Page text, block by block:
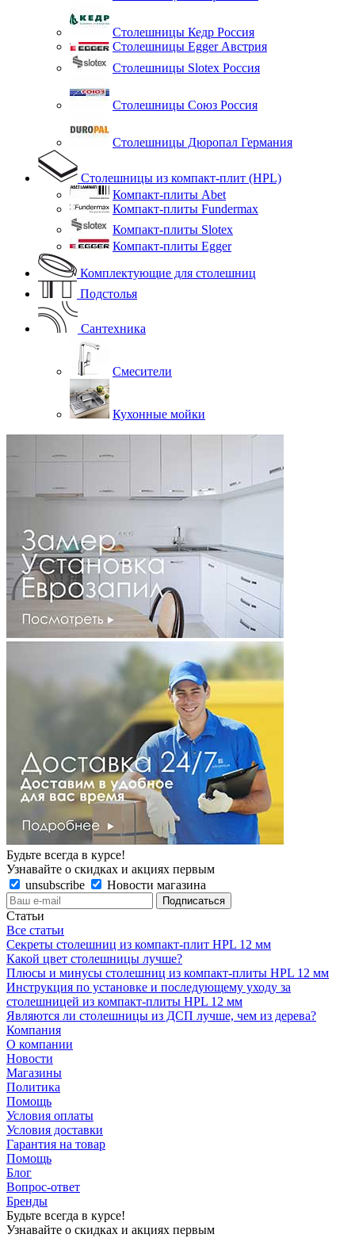
Столешницы Кедр Россия
Столешницы Egger Австрия
Столешницы Slotex Россия
Столешницы Союз Россия
Столешницы Дюропал Германия
Столешницы из компакт-плит (HPL)
Компакт-плиты Abet
Компакт-плиты Fundermax
Компакт-плиты Slotex
Компакт-плиты Egger
Комплектующие для столешниц
Подстолья
Сантехника
Смесители
Кухонные мойки
Будьте всегда в курсе!
Узнавайте о скидках и акциях первым
unsubscribe
Новости магазина
Статьи
Все статьи
Секреты столешниц из компакт-плит HPL 12 мм
Какой цвет столешницы лучше?
Плюсы и минусы столешниц из компакт-плиты HPL 12 мм
Инструкция по установке и последующему уходу за
столешницей из компакт-плиты HPL 12 мм
Являются ли столешницы из ДСП лучше, чем из дерева?
Компания
О компании
Новости
Магазины
Политика
Помощь
Условия оплаты
Условия доставки
Гарантия на товар
Помощь
Блог
Вопрос-ответ
Бренды
Будьте всегда в курсе!
Узнавайте о скидках и акциях первым